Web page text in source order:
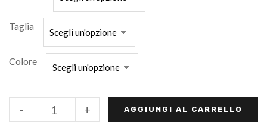
Taglia
Colore
+
- AGGIUNGI AL CARRELLO